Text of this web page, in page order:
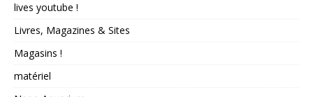
lives youtube !
Livres, Magazines & Sites
Magasins !
matériel